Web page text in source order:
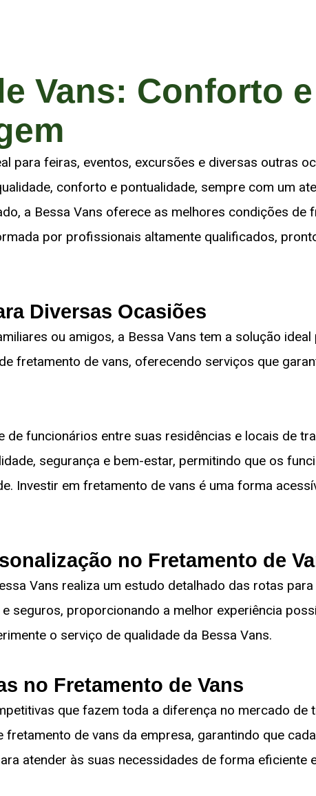
Vans: Conforto
para feiras, eventos, excursões e diversas outras
conforto e pontualidade, sempre com um
a Bessa Vans oferece as melhores condições
por profissionais altamente qualificados,
Diversas Ocasiões
ou amigos, a Bessa Vans tem a solução
fretamento de vans, oferecendo serviços que
de funcionários entre suas residências e locais de
segurança e bem-estar, permitindo que os
Investir em fretamento de vans é uma forma
no Fretamento de
Vans realiza um estudo detalhado das rotas
seguros, proporcionando a melhor experiência
o serviço de qualidade da Bessa Vans.
no Fretamento de Vans
que fazem toda a diferença no mercado de
de vans da empresa, garantindo que
atender às suas necessidades de forma eficiente